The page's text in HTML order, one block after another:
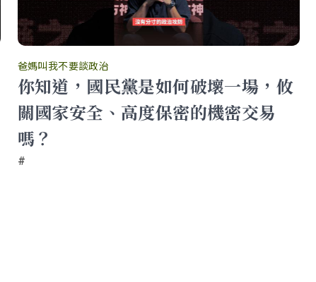
爸媽叫我不要談政治
你知道，國民黨是如何破壞一場，攸
關國家安全、高度保密的機密交易
嗎？
#